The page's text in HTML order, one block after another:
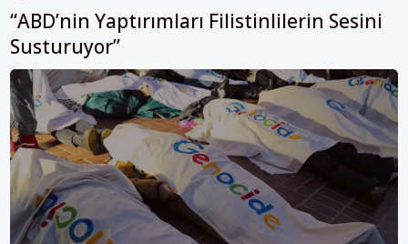
“ABD’nin Yaptırımları Filistinlilerin Sesini
Susturuyor”